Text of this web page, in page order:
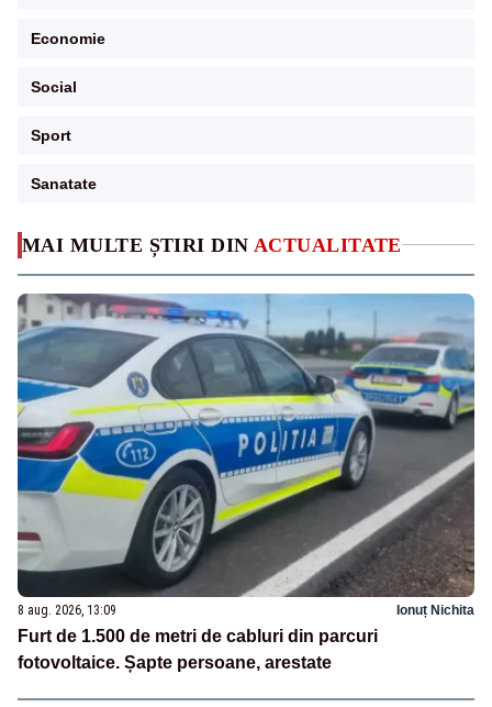
MAI MULTE ȘTIRI DIN ACTUALITATE
8 aug. 2026, 13:09 Ionuț Nichita
Furt de 1.500 de metri de cabluri din parcuri
fotovoltaice. Șapte persoane, arestate
Economie
Social
Sport
Sanatate